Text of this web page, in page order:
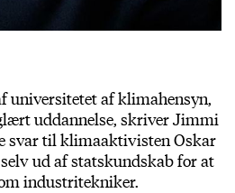
universitetet af klimahensyn,
uddannelse, skriver Jimmi
svar til klimaaktivisten Oskar
ud af statskundskab for at
industritekniker.